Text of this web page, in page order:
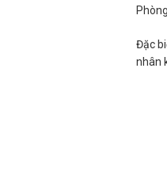
Đặc
nhân